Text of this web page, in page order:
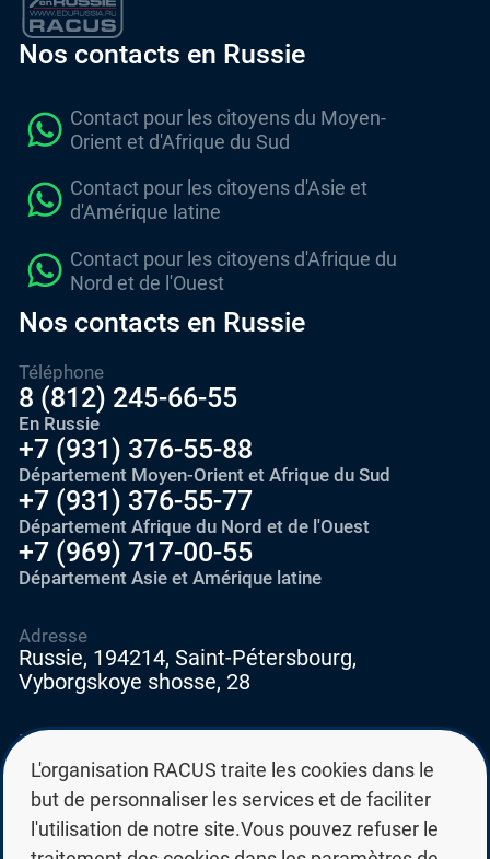
Nos contacts en Russie
Contact pour les citoyens du Moyen-
Orient et d'Afrique du Sud
Contact pour les citoyens d'Asie et
d'Amérique latine
Contact pour les citoyens d'Afrique du
Nord et de l'Ouest
Nos contacts en Russie
Téléphone
8 (812) 245-66-55
En Russie
+7 (931) 376-55-88
Département Moyen-Orient et Afrique du Sud
+7 (931) 376-55-77
Département Afrique du Nord et de l'Ouest
+7 (969) 717-00-55
Département Asie et Amérique latine
E-mail
education@edurussia.org
edurussia@racus.ru
Adresse
Russie, 194214, Saint-Pétersbourg,
Vyborgskoye shosse, 28
L'organisation RACUS traite les cookies dans le
but de personnaliser les services et de faciliter
l'utilisation de notre site.Vous pouvez refuser le